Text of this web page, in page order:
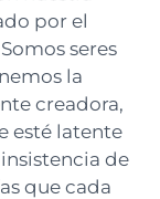
por el
Somos seres
la
creadora,
esté latente
de
que cada